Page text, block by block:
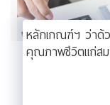
หลักเกณฑ์ฯ ว่าด้ว
คุณภาพชีวิตแก่ส